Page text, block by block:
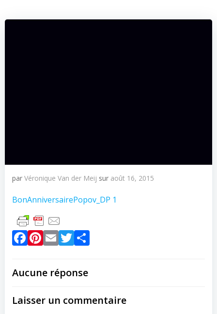
par Véronique Van der Meij sur août 16, 2015
BonAnniversairePopov_DP 1
Facebook
Pinterest
EmailTwitter
Aucune réponse
Laisser un commentaire